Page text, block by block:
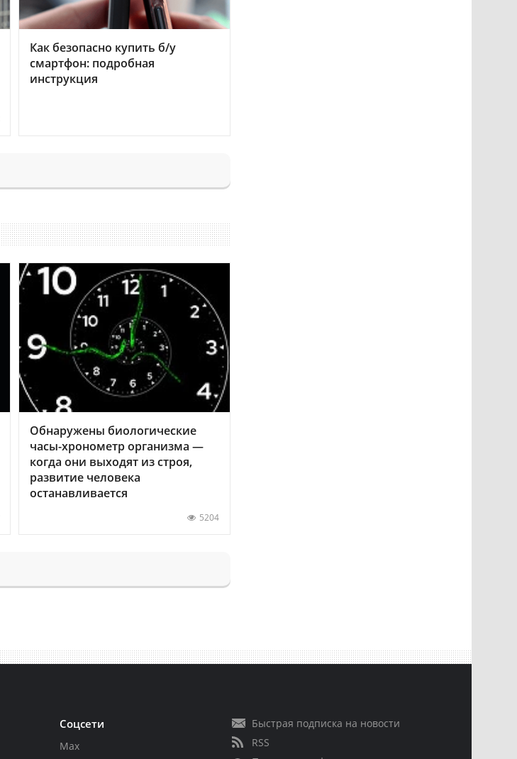
Как безопасно купить б/у
смартфон: подробная
инструкция
Обнаружены биологические
часы-хронометр организма —
когда они выходят из строя,
развитие человека
останавливается
5204
Соцсети
Max
Быстрая подписка на новости
RSS